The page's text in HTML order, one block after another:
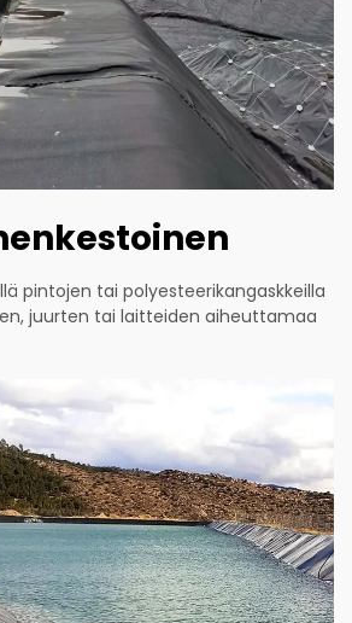
pintojen tai polyesteerikangaskkeilla
juurten tai laitteiden aiheuttamaa